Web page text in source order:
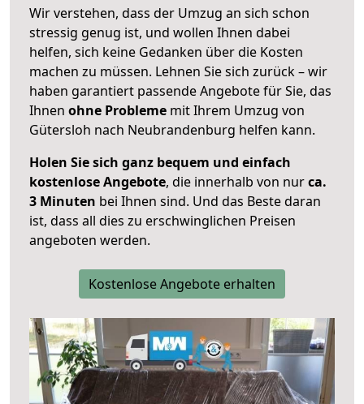
Wir verstehen, dass der Umzug an sich schon
stressig genug ist, und wollen Ihnen dabei
helfen, sich keine Gedanken über die Kosten
machen zu müssen. Lehnen Sie sich zurück – wir
haben garantiert passende Angebote für Sie, das
Ihnen ohne Probleme mit Ihrem Umzug von
Gütersloh nach Neubrandenburg helfen kann.
Holen Sie sich ganz bequem und einfach
kostenlose Angebote, die innerhalb von nurca.
3 Minuten bei Ihnen sind. Und das Beste daran
ist, dass all dies zu erschwinglichen Preisen
angeboten werden.
Kostenlose Angebote erhalten